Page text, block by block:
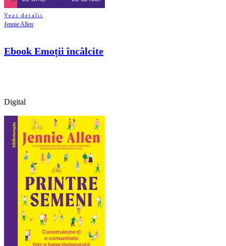
Vezi detalii
Jennie Allen
Ebook Emoții încâlcite
Digital